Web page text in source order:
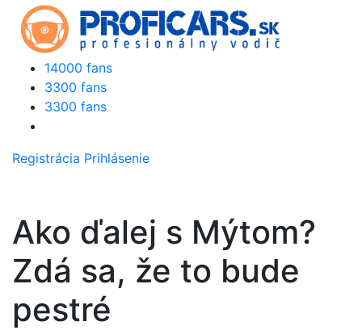
14000 fans
3300 fans
3300 fans
Registrácia Prihlásenie
Ako ďalej s Mýtom?
Zdá sa, že to bude
pestré